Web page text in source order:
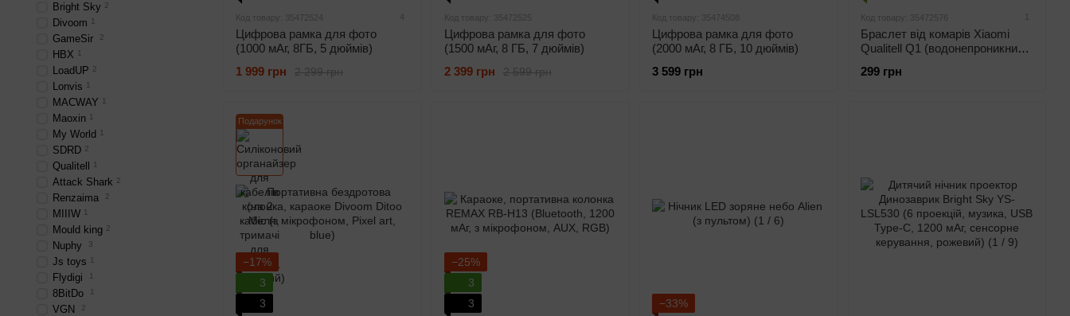
Код товару: 35472524 4
Цифрова рамка для фото
(1000 мАг, 8ГБ, 5 дюймів)
2 299 грн
1 999 грн
Код товару: 35472525
Цифрова рамка для фото
(1500 мАг, 8 ГБ, 7 дюймів)
2 599 грн
2 399 грн
Код товару: 35474508
Цифрова рамка для фото
(2000 мАг, 8 ГБ, 10 дюймів)
3 599 грн
Код товару: 35472576
Браслет від комарів Xiaomi
Qualitell Q1 (водонепроникний,
299 грн
Подарунок
−17%
3
3
−25%
3
3
−33%
Bright Sky 2
Divoom 1
GameSir 2
HBX 1
LoadUP 2
Lonvis 1
MACWAY 1
Maoxin 1
My World 1
SDRD 2
Qualitell 1
Attack Shark 2
Renzaima 2
MIIIW 1
Mould king 2
Nuphy 3
Js toys 1
Flydigi 1
8BitDo 1
VGN 2